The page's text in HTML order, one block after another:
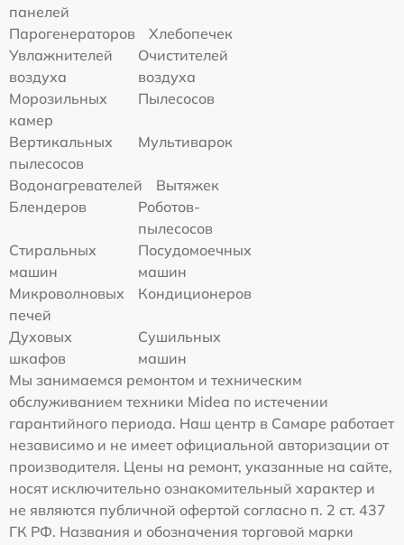
панелей
Парогенераторов
Хлебопечек
Увлажнителей
воздуха
Очистителей
воздуха
Морозильных
камер
Пылесосов
Вертикальных
пылесосов
Мультиварок
Водонагревателей
Вытяжек
Блендеров
Роботов-
пылесосов
Стиральных
машин
Посудомоечных
машин
Микроволновых
печей
Кондиционеров
Духовых
шкафов
Сушильных
машин
Мы занимаемся ремонтом и техническим
обслуживанием техники Midea по истечении
гарантийного периода. Наш центр в Самаре работает
независимо и не имеет официальной авторизации от
производителя. Цены на ремонт, указанные на сайте,
носят исключительно ознакомительный характер и
не являются публичной офертой согласно п. 2 ст. 437
ГК РФ. Названия и обозначения торговой марки